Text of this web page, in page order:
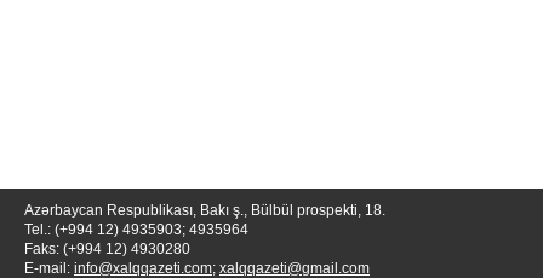
Azərbaycan Respublikası, Bakı ş., Bülbül prospekti, 18.
Tel.: (+994 12) 4935903; 4935964
Faks: (+994 12) 4930280
E-mail: info@xalqqazeti.com; xalqqazeti@gmail.com